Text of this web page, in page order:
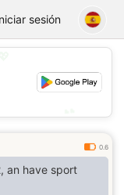
sesión
0.6
an have sport